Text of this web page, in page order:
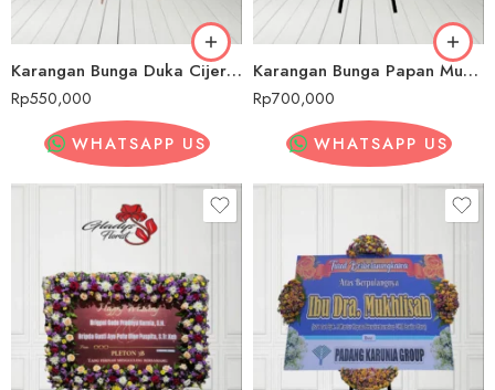
Karangan Bunga Duka Cijeruk
Rp550,000
WHATSAPP US
Karangan Bunga Papan Murah Cijeruk
Rp700,000
WHATSAPP US